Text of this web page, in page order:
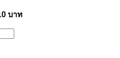
บาท